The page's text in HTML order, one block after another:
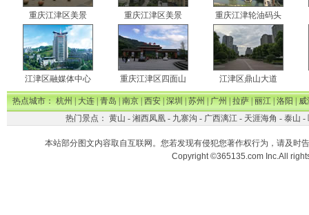
重庆江津区美景 重庆江津区美景 重庆江津轮油码头
江津区融媒体中心 重庆江津区四面山 江津区鼎山大道
热点城市：杭州|大连|青岛|南京|西安|深圳|苏州|广州|拉萨|丽江|洛阳|威
热门景点： 黄山 - 湘西凤凰- 九寨沟 - 广西漓江- 天涯海角 - 泰山 -
本站部分图文内容取自互联网。您若发现有侵犯您著作权行为，请及时
Copyright ©365135.com Inc.All